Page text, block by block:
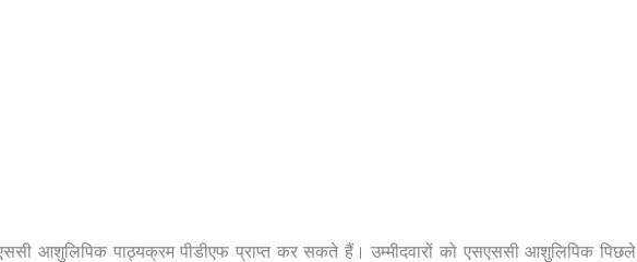
आशुलिपिक पाठ्यक्रम पीडीएफ प्राप्त कर सकते हैं। उम्मीदवारों को एसएससी आशुलिपिक पिछले